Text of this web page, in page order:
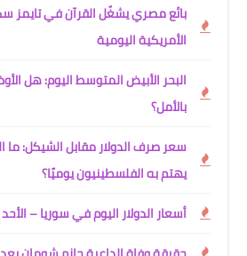
بائع مصري يشغّل القرآن في تايمز
الأمريكية اليومية
البحر الأبيض المتوسط اليوم: هل
بالأمل؟
سعر صرف الدولار مقابل الشيكل: ما
يهتم به الفلسطينيون يوميًا؟
أسعار الدولار اليوم في سوريا – الأحد 6 يوليو